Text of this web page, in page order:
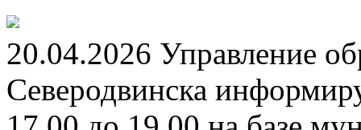
20.04.2026 Управление
Северодвинска